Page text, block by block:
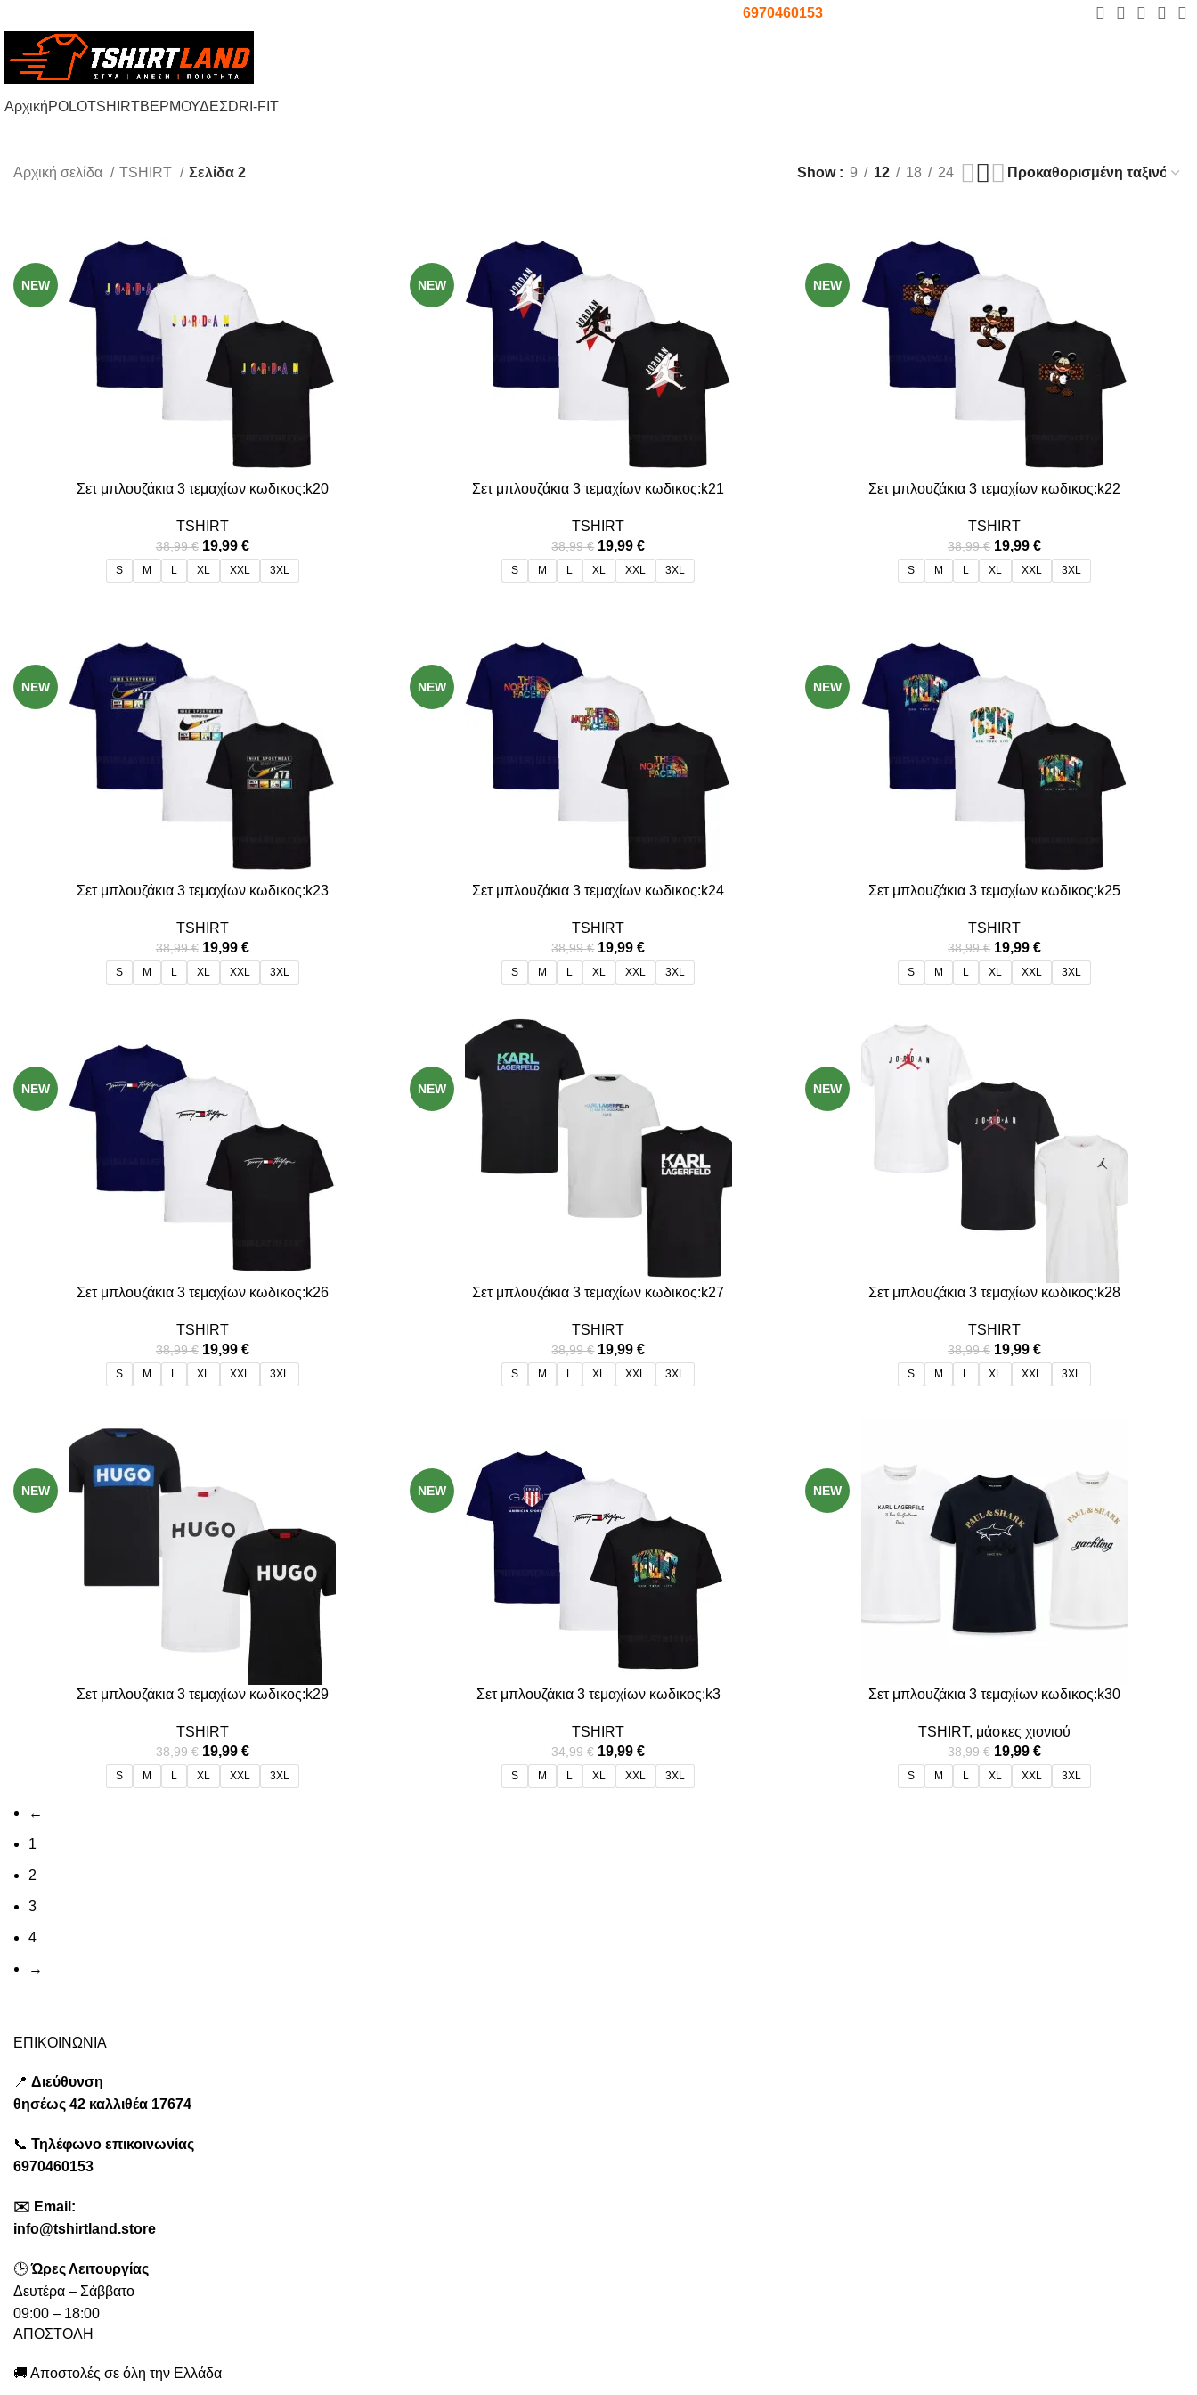
6970460153
ΑρχικήPOLOTSHIRTΒΕΡΜΟΥΔΕΣDRI-FIT
Αρχική σελίδα TSHIRT Σελίδα 2 Show 9 12 18 24
NEW
Σετ μπλουζάκια 3 τεμαχίων κωδικος:k20
TSHIRT
38,99€ 19,99 €
S M L XL XXL 3XL
NEW
Σετ μπλουζάκια 3 τεμαχίων κωδικος:k21
TSHIRT
38,99€ 19,99€
S M L XL XXL 3XL
NEW
Σετ μπλουζάκια 3 τεμαχίων κωδικος:k22
TSHIRT
38,99€ 19,99€
S M L XL XXL 3XL
NEW
Σετ μπλουζάκια 3 τεμαχίων κωδικος:k23
TSHIRT
38,99€ 19,99 €
S M L XL XXL 3XL
NEW
Σετ μπλουζάκια 3 τεμαχίων κωδικος:k24
TSHIRT
38,99€ 19,99€
S M L XL XXL 3XL
NEW
Σετ μπλουζάκια 3 τεμαχίων κωδικος:k25
TSHIRT
38,99€ 19,99€
S M L XL XXL 3XL
NEW
Σετ μπλουζάκια 3 τεμαχίων κωδικος:k26
TSHIRT
38,99€ 19,99 €
S M L XL XXL 3XL
NEW
Σετ μπλουζάκια 3 τεμαχίων κωδικος:k27
TSHIRT
38,99€ 19,99€
S M L XL XXL 3XL
NEW
Σετ μπλουζάκια 3 τεμαχίων κωδικος:k28
TSHIRT
38,99€ 19,99€
S M L XL XXL 3XL
NEW
Σετ μπλουζάκια 3 τεμαχίων κωδικος:k29
TSHIRT
38,99€ 19,99 €
S M L XL XXL 3XL
NEW
Σετ μπλουζάκια 3 τεμαχίων κωδικος:k3
TSHIRT
34,99€ 19,99€
S M L XL XXL 3XL
NEW
Σετ μπλουζάκια 3 τεμαχίων κωδικος:k30
TSHIRT, μάσκες χιονιού
38,99€ 19,99€
S M L XL XXL 3XL
←
1
2
3
4
→
ΕΠΙΚΟΙΝΩΝΙΑ
📍 Διεύθυνση
θησέως 42 καλλιθέα 17674
📞 Τηλέφωνο επικοινωνίας
6970460153
✉️ Emai l:
info@tshirtland.store
🕒Ώρες Λειτουργίας
Δευτέρα – Σάββατο
09:00 – 18:00
ΑΠΟΣΤΟΛΗ
🚚 Αποστολές σε όλη την Ελλάδα